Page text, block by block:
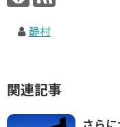
静村
関連記事